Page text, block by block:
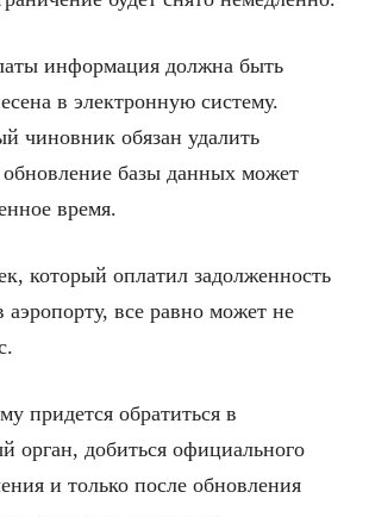
информация должна быть
в электронную систему.
чиновник обязан удалить
обновление базы данных может
время.
который оплатил задолженность
все равно может не
придется обратиться в
орган, добиться официального
и только после обновления